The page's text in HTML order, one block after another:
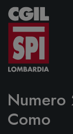
Vai al contenuto
Como